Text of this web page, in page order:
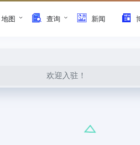
地图 查询 新闻
欢迎入驻！